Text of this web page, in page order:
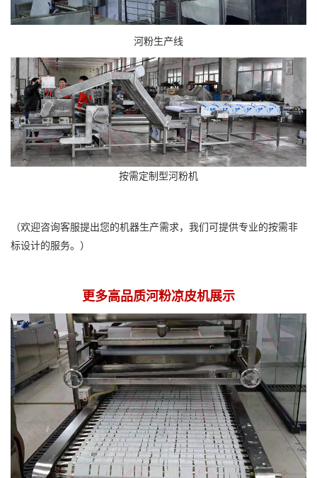
河粉生产线
按需定制型河粉机
（欢迎咨询客服提出您的机器生产需求，我们可提供专业的按需非
标设计的服务。）
更多高品质河粉凉皮机展示